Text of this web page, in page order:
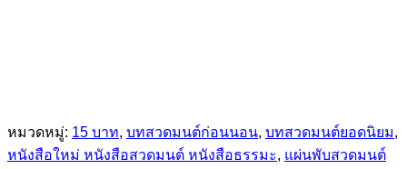
หมวดหมู่: 15 บาท, บทสวดมนต์ก่อนนอน, บทสวดมนต์ยอดนิยม,
หนังสือใหม่ หนังสือสวดมนต์ หนังสือธรรมะ, แผ่นพับสวดมนต์